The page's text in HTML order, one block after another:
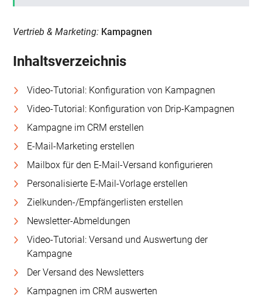
Vertrieb & Marketing: Kampagnen
Inhaltsverzeichnis
Video-Tutorial: Konfiguration von Kampagnen
Video-Tutorial: Konfiguration von Drip-Kampagnen
Kampagne im CRM erstellen
E-Mail-Marketing erstellen
Mailbox für den E-Mail-Versand konfigurieren
Personalisierte E-Mail-Vorlage erstellen
Zielkunden-/Empfängerlisten erstellen
Newsletter-Abmeldungen
Video-Tutorial: Versand und Auswertung der
Kampagne
Der Versand des Newsletters
Kampagnen im CRM auswerten